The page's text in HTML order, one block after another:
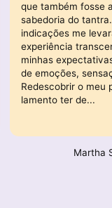
que também fosse
sabedoria do
indicações me
experiência
minhas
de emoções,
Redescobrir o meu
lamento ter de...
Martha